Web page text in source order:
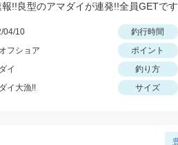
!!良型のアマダイが連発!!全員GETで
04/10 釣行時間
フショア ポイント
イ 釣り方
イ大漁!! サイズ